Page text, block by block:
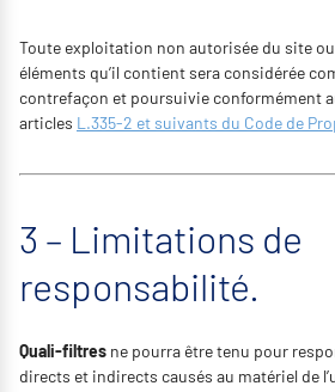
Toute exploitation non autorisée du site ou
éléments qu’il contient sera considérée
contrefaçon et poursuivie conformément
articles L.335-2 et suivants du Code de
3 – Limitations de
responsabilité.
Quali-filtres ne pourra être tenu pour
directs et indirects causés au matériel de